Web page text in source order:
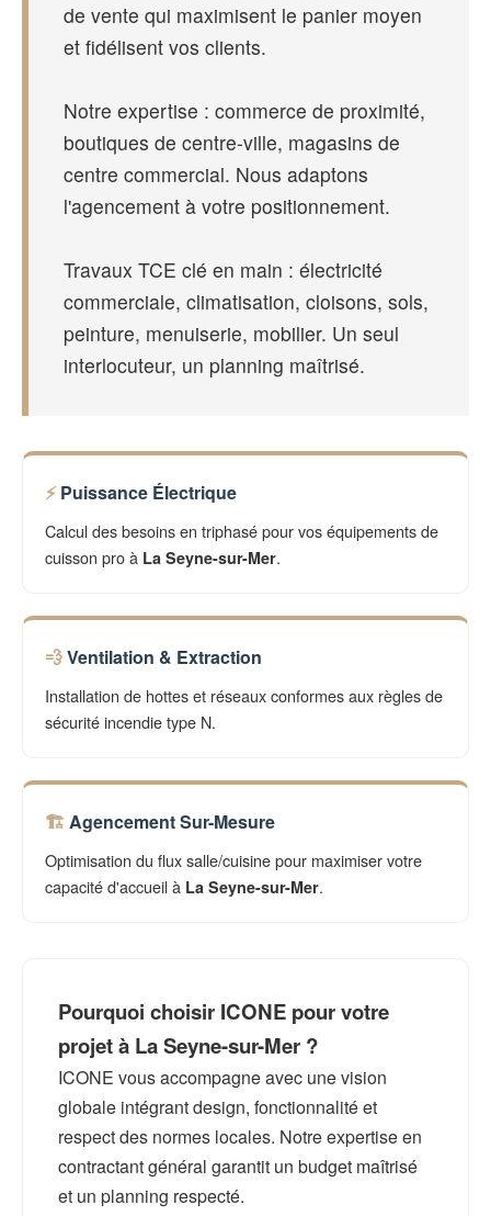
de vente qui maximisent le panier moyen
et fidélisent vos clients.
Notre expertise : commerce de proximité,
boutiques de centre-ville, magasins de
centre commercial. Nous adaptons
l'agencement à votre positionnement.
Travaux TCE clé en main : électricité
commerciale, climatisation, cloisons, sols,
peinture, menuiserie, mobilier. Un seul
interlocuteur, un planning maîtrisé.
Puissance Électrique
Calcul des besoins en triphasé pour vos équipements de
cuisson pro à La Seyne-sur-Mer.
Ventilation & Extraction
Installation de hottes et réseaux conformes aux règles de
sécurité incendie type N.
Agencement Sur-Mesure
Optimisation du flux salle/cuisine pour maximiser votre
capacité d'accueil à La Seyne-sur-Mer.
Pourquoi choisir ICONE pour votre
projet à La Seyne-sur-Mer ?
ICONE vous accompagne avec une vision
globale intégrant design, fonctionnalité et
respect des normes locales. Notre expertise en
contractant général garantit un budget maîtrisé
et un planning respecté.